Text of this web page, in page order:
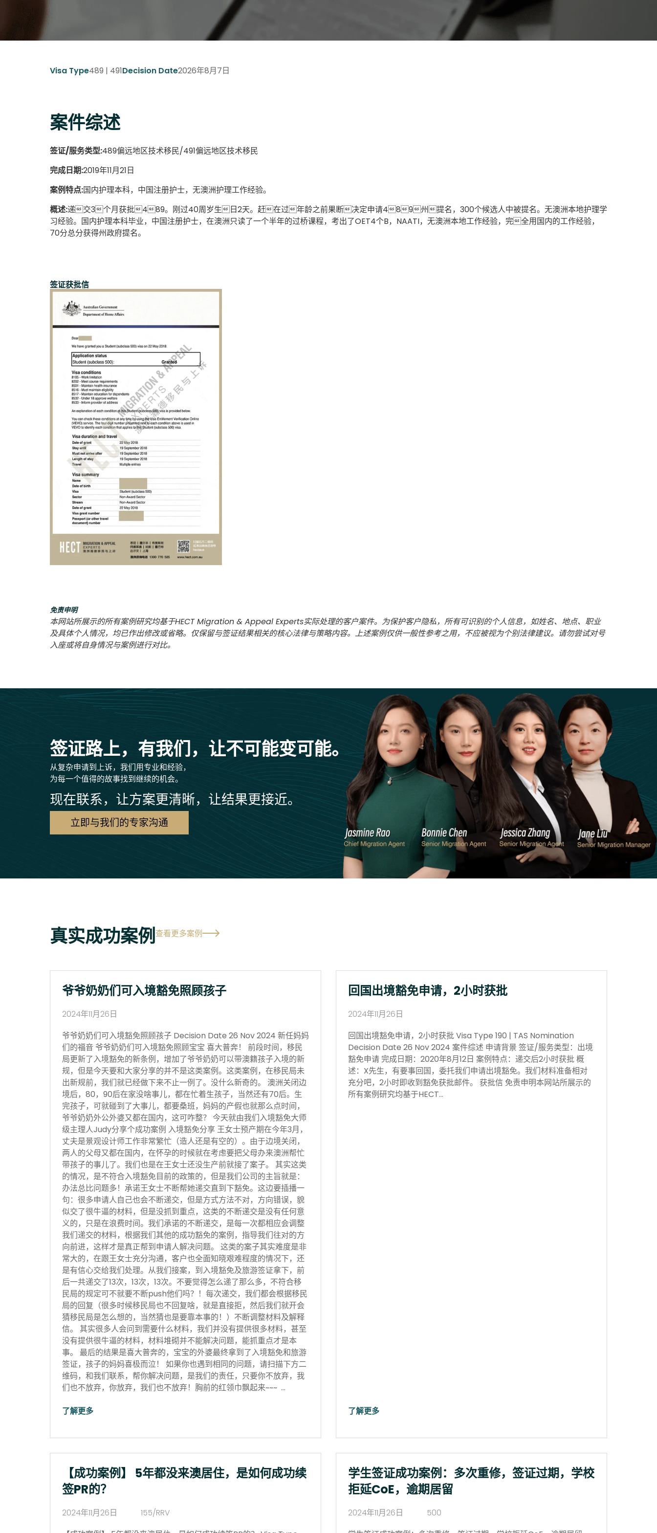
Visa Type489 | 491Decision Date2026年8月7日
案件综述
签证/服务类型:489偏远地区技术移民/491偏远地区技术移民
完成日期:2019年11月21日
案例特点:国内护理本科，中国注册护士，无澳洲护理工作经验。
概述:递交3个月获批489。刚过40周岁生日2天。赶在过年龄之前果断决定申请489州提名，300个候选人中被提名。无澳洲本地护理学
习经验。国内护理本科毕业，中国注册护士，在澳洲只读了一个半年的过桥课程，考出了OET4个B，NAATI，无澳洲本地工作经验，完全用国内的工作经验，
70分总分获得州政府提名。
签证获批信
免责申明
本网站所展示的所有案例研究均基于HECT Migration & Appeal Experts实际处理的客户案件。为保护客户隐私，所有可识别的个人信息，如姓名、地点、职业
及具体个人情况，均已作出修改或省略。仅保留与签证结果相关的核心法律与策略内容。上述案例仅供一般性参考之用，不应被视为个别法律建议。请勿尝试对号
入座或将自身情况与案例进行对比。
签证路上，有我们，让不可能变可能。
从复杂申请到上诉，我们用专业和经验，
为每一个值得的故事找到继续的机会。
现在联系，让方案更清晰，让结果更接近。
立即与我们的专家沟通
真实成功案例查看更多案例
爷爷奶奶们可入境豁免照顾孩子
2024年11月26日
爷爷奶奶们可入境豁免照顾孩子 Decision Date 26 Nov 2024 新任妈妈
们的福音 爷爷奶奶们可入境豁免照顾宝宝 喜大普奔！ 前段时间，移民
局更新了入境豁免的新条例，增加了爷爷奶奶可以带澳籍孩子入境的新
规，但是今天要和大家分享的并不是这类案例。这类案例，在移民局未
出新规前，我们就已经做下来不止一例了。没什么新奇的。 澳洲关闭边
境后，80，90后在家没啥事儿，都在忙着生孩子，当然还有70后。生
完孩子，可就碰到了大事儿，都要桑班，妈妈的产假也就那么点时间，
爷爷奶奶外公外婆又都在国内，这可咋整？ 今天就由我们入境豁免大师
级主理人Judy分享个成功案例 入境豁免分享 王女士预产期在今年3月，
丈夫是景观设计师工作非常繁忙（造人还是有空的）。由于边境关闭，
两人的父母又都在国内，在怀孕的时候就在考虑要把父母办来澳洲帮忙
带孩子的事儿了。我们也是在王女士还没生产前就接了案子。 其实这类
的情况，是不符合入境豁免目前的政策的，但是我们公司的主旨就是：
办法总比问题多！承诺王女士不断帮她递交直到下豁免。这边要插播一
句：很多申请人自己也会不断递交，但是方式方法不对，方向错误，貌
似交了很牛逼的材料，但是没抓到重点，这类的不断递交是没有任何意
义的，只是在浪费时间。我们承诺的不断递交，是每一次都相应会调整
我们递交的材料，根据我们其他的成功豁免的案例，指导我们往对的方
向前进，这样才是真正帮到申请人解决问题。 这类的案子其实难度是非
常大的，在跟王女士充分沟通，客户也全面知晓艰难程度的情况下，还
是有信心交给我们处理。从我们接案，到入境豁免及旅游签证拿下，前
后一共递交了13次，13次，13次。不要觉得怎么递了那么多，不符合移
民局的规定可不就要不断push他们吗？！每次递交，我们都会根据移民
局的回复（很多时候移民局也不回复啥，就是直接拒，然后我们就开会
猜移民局是怎么想的，当然猜也是要靠本事的！）不断调整材料及解释
信。 其实很多人会问到需要什么材料，我们并没有提供很多材料，甚至
没有提供很牛逼的材料，材料堆砌并不能解决问题，能抓重点才是本
事。 最后的结果是喜大普奔的，宝宝的外婆最终拿到了入境豁免和旅游
签证，孩子的妈妈喜极而泣！ 如果你也遇到相同的问题，请扫描下方二
维码，和我们联系，帮你解决问题，是我们的责任，只要你不放弃，我
们也不放弃，你放弃，我们也不放弃！胸前的红领巾飘起来~~~ …
了解更多
回国出境豁免申请，2小时获批
2024年11月26日
回国出境豁免申请，2小时获批 Visa Type 190 | TAS Nomination
Decision Date 26 Nov 2024 案件综述 申请背景 签证/服务类型：出境
豁免申请 完成日期：2020年8月12日 案例特点：递交后2小时获批 概
述：X先生，有要事回国，委托我们申请出境豁免。我们材料准备相对
充分吧，2小时即收到豁免获批邮件。 获批信 免责申明本网站所展示的
所有案例研究均基于HECT…
了解更多
【成功案例】 5年都没来澳居住，是如何成功续
签PR的？
2024年11月26日
155/RRV
学生签证成功案例：多次重修，签证过期，学校
拒延CoE，逾期居留
2024年11月26日
500